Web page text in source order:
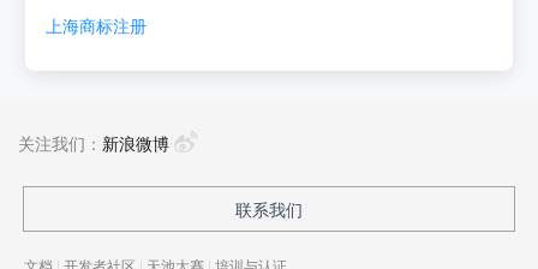
上海商标注册